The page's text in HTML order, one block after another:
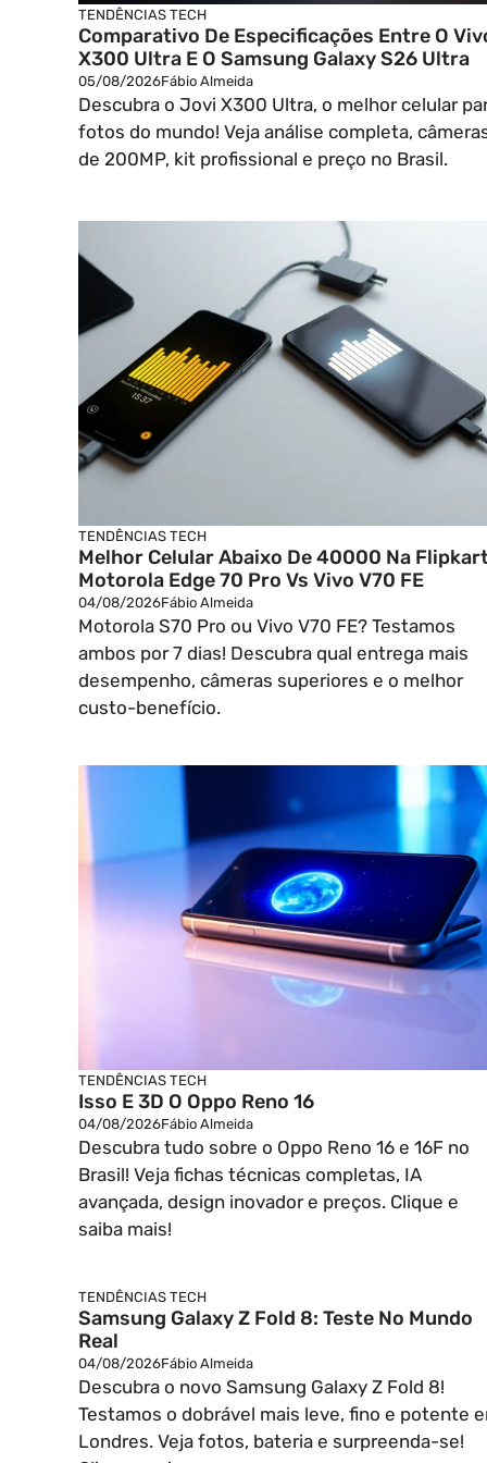
TENDÊNCIAS TECH
Comparativo De Especificações Entre O
X300 Ultra E O Samsung Galaxy S26 Ultra
05/08/2026Fábio Almeida
Descubra o Jovi X300 Ultra, o melhor celular
fotos do mundo! Veja análise completa,
de 200MP, kit profissional e preço no Brasil.
TENDÊNCIAS TECH
Melhor Celular Abaixo De 40000 Na
Motorola Edge 70 Pro Vs Vivo V70 FE
04/08/2026Fábio Almeida
Motorola S70 Pro ou Vivo V70 FE? Testamos
ambos por 7 dias! Descubra qual entrega mais
desempenho, câmeras superiores e o melhor
custo-benefício.
TENDÊNCIAS TECH
Isso E 3D O Oppo Reno 16
04/08/2026Fábio Almeida
Descubra tudo sobre o Oppo Reno 16 e 16F no
Brasil! Veja fichas técnicas completas, IA
avançada, design inovador e preços. Clique e
saiba mais!
TENDÊNCIAS TECH
Samsung Galaxy Z Fold 8: Teste No Mundo
Real
04/08/2026Fábio Almeida
Descubra o novo Samsung Galaxy Z Fold 8!
Testamos o dobrável mais leve, fino e potente
Londres. Veja fotos, bateria e surpreenda-se!